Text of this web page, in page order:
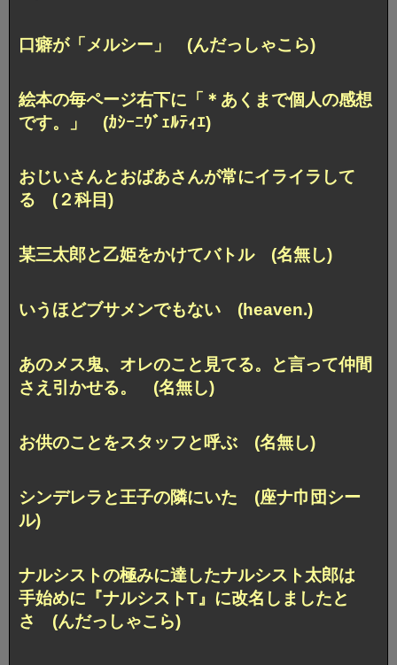
口癖が「メルシー」 (んだっしゃこら)
絵本の毎ページ右下に「＊あくまで個人の感想
です。」 (ｶｼｰﾆｳﾞｪﾙﾃｨｴ)
おじいさんとおばあさんが常にイライラして
る (２科目)
某三太郎と乙姫をかけてバトル (名無し)
いうほどブサメンでもない (heaven.)
あのメス鬼、オレのこと見てる。と言って仲間
さえ引かせる。 (名無し)
お供のことをスタッフと呼ぶ (名無し)
シンデレラと王子の隣にいた (座ナ巾団シー
ル)
ナルシストの極みに達したナルシスト太郎は
手始めに『ナルシストT』に改名しましたと
さ (んだっしゃこら)